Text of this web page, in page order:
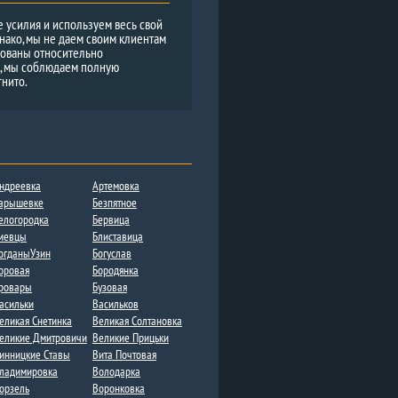
и используем весь свой
мы не даем своим клиентам
относительно
мы соблюдаем полную
Артемовка
Безпятное
Бервица
Блиставица
Богуслав
Бородянка
Бузовая
Васильков
Снетинка
Великая Солтановка
Дмитровичи​ Великие Прицьки
Ставы
Вита Почтовая
Володарка
Воронковка​